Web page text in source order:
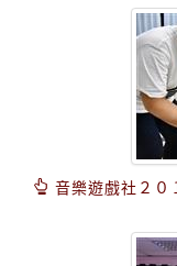
音樂遊戲社２０